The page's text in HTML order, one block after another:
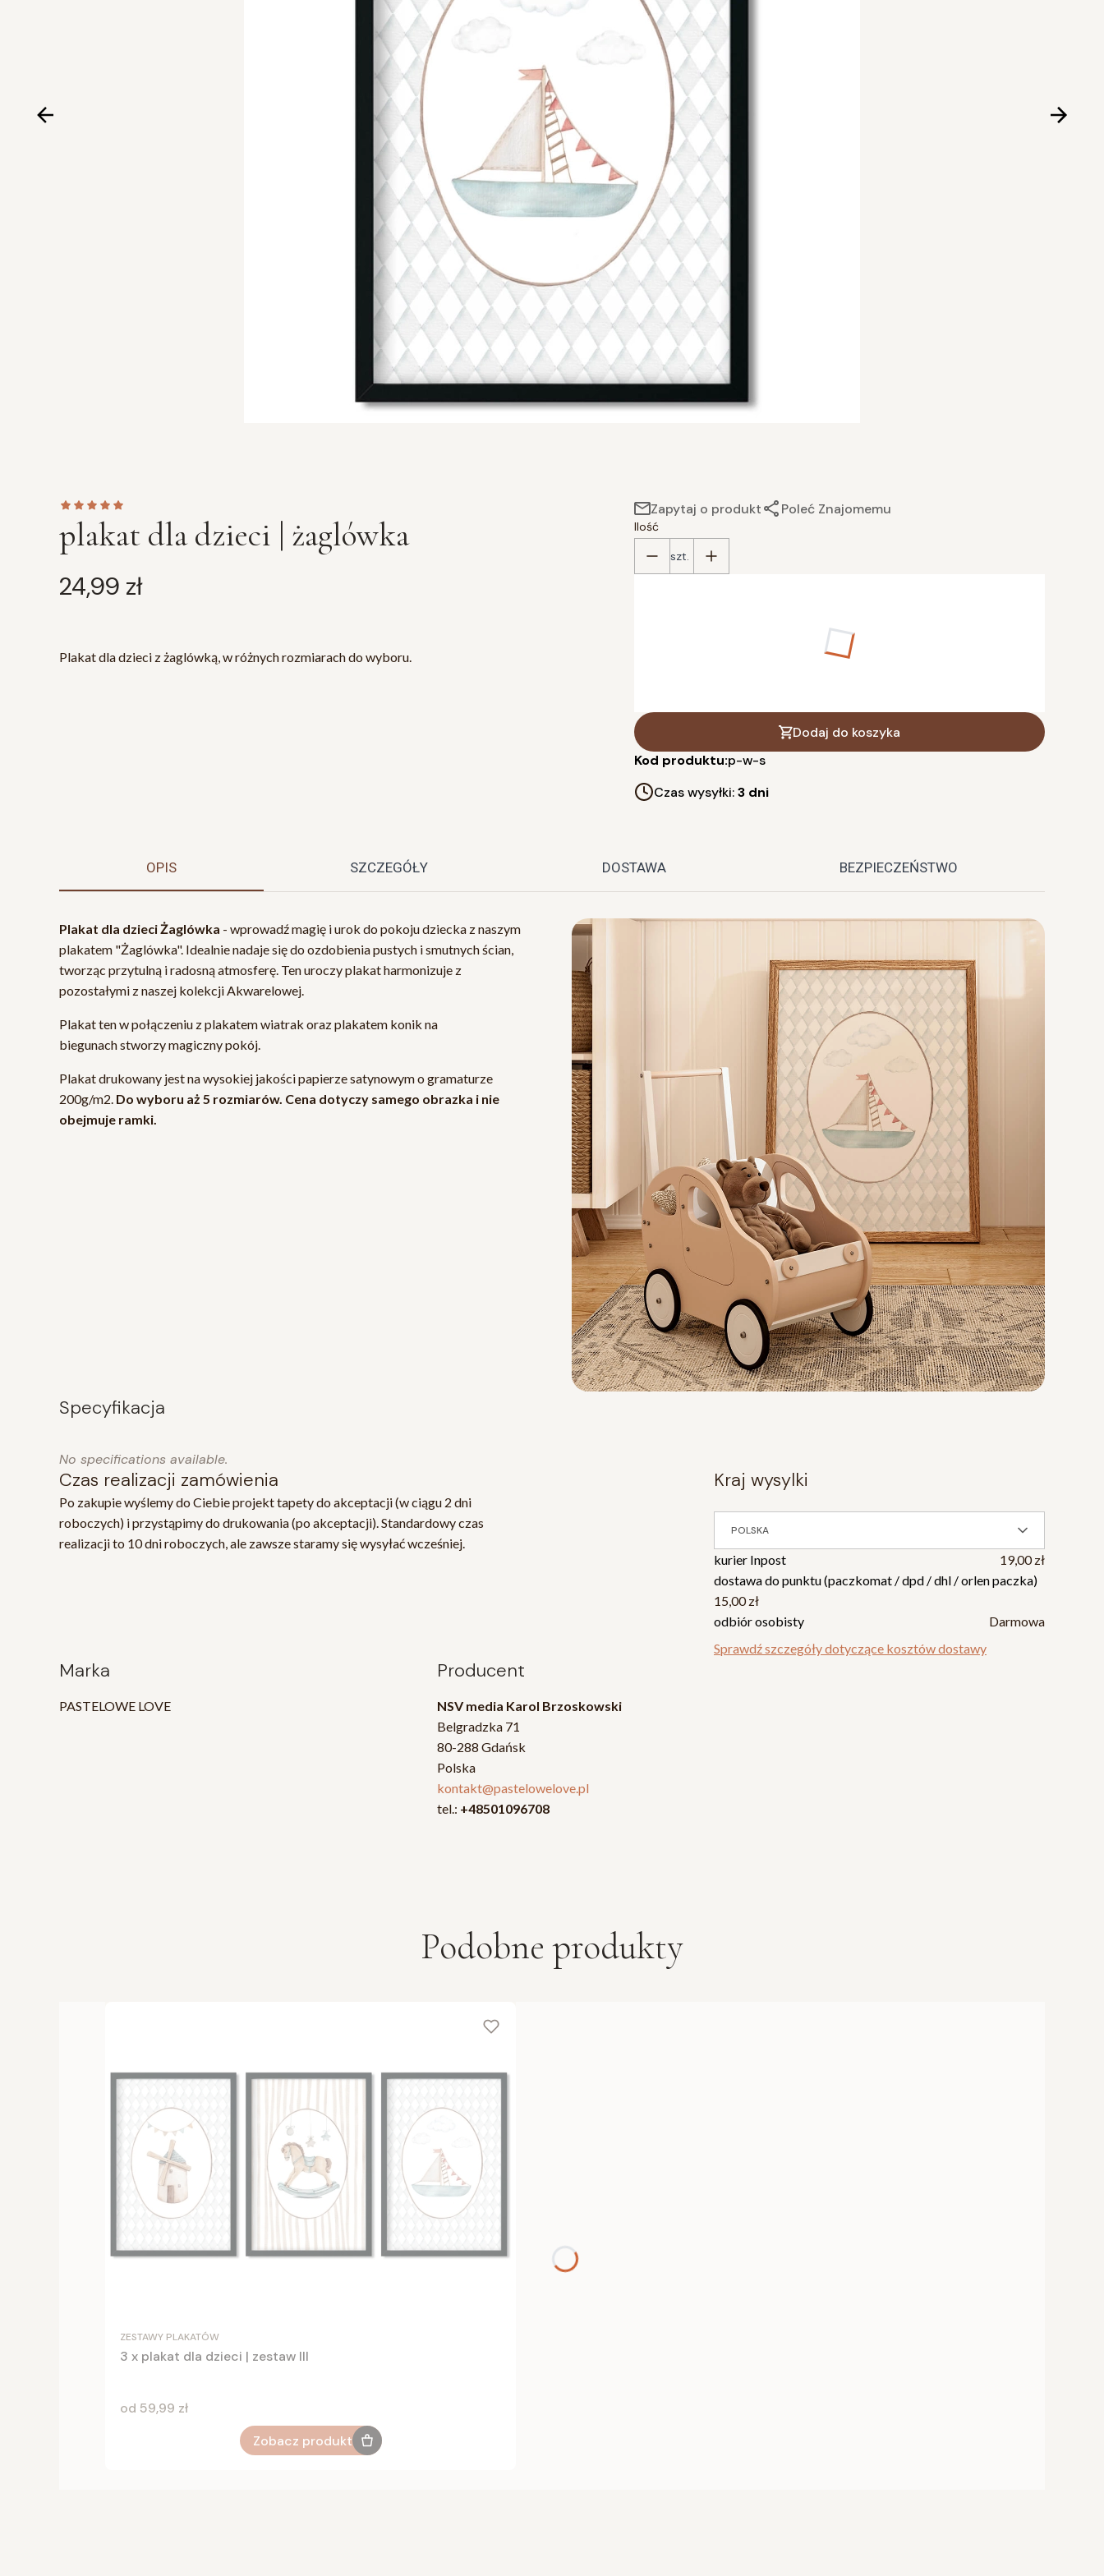
plakat dla dzieci | żaglówka
Cena
24,99 zł
Plakat dla dzieci z żaglówką, w różnych rozmiarach do wyboru.
Zapytaj o produkt Poleć Znajomemu
Ilość
szt.
(+10,00 zł)
Dodaj do koszyka
Kod produktu:p-w-s
Czas wysyłki:3 dni
OPIS SZCZEGÓŁY DOSTAWA BEZPIECZEŃSTWO
Plakat dla dzieci Żaglówka - wprowadź magię i urok do pokoju dziecka z naszym
plakatem "Żaglówka". Idealnie nadaje się do ozdobienia pustych i smutnych ścian,
tworząc przytulną i radosną atmosferę. Ten uroczy plakat harmonizuje z
pozostałymi z naszej kolekcji Akwarelowej.
Plakat ten w połączeniu z plakatem wiatrak oraz plakatem konik na
biegunach stworzy magiczny pokój.
Plakat drukowany jest na wysokiej jakości papierze satynowym o gramaturze
200g/m2. Do wyboru aż 5 rozmiarów. Cena dotyczy samego obrazka i nie
obejmuje ramki.
Specyfikacja
No specifications available.
Czas realizacji zamówienia
Po zakupie wyślemy do Ciebie projekt tapety do akceptacji (w ciągu 2 dni
roboczych) i przystąpimy do drukowania (po akceptacji). Standardowy czas
realizacji to 10 dni roboczych, ale zawsze staramy się wysyłać wcześniej.
kraj wysylki
POLSKA
kurier Inpost
19,00 zł
dostawa do punktu (paczkomat / dpd / dhl / orlen paczka)
15,00 zł
odbiór osobisty
Darmowa
Sprawdź szczegóły dotyczące kosztów dostawy
Marka
PASTELOWE LOVE
Producent
NSV media Karol Brzoskowski
Belgradzka 71
80-288 Gdańsk
Polska
kontakt@pastelowelove.pl
tel.: +48501096708
Podobne produkty
ZESTAWY PLAKATÓW
3 x plakat dla dzieci | zestaw III
Cena
od 59,99 zł
Zobacz produkt